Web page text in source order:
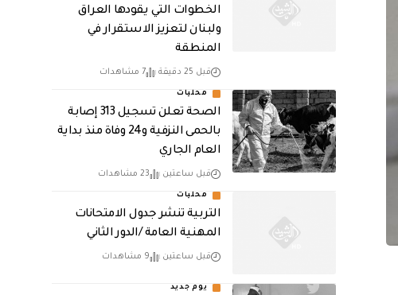
الخطوات التي يقودها العراق
ولبنان لتعزيز الاستقرار في
المنطقة
قبل 25 دقيقة 7 مشاهدات
محليات
الصحة تعلن تسجيل 313 إصابة
بالحمى النزفية و24 وفاة منذ بداية
العام الجاري
قبل ساعتين 23 مشاهدات
محليات
التربية تنشر جدول الامتحانات
المهنية العامة /الدور الثاني
قبل ساعتين 9 مشاهدات
يوم جديد